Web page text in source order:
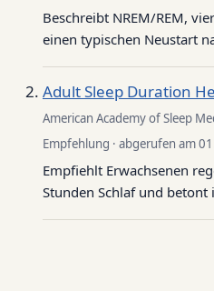
Beschreibt NREM/REM,
einen typischen Neustart
Adult Sleep Duration
American Academy of Sleep
Empfehlung · abgerufen am
Empfiehlt Erwachsenen
Stunden Schlaf und